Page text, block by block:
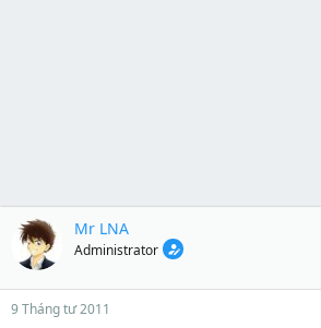
Mr LNA
Administrator
9 Tháng tư 2011